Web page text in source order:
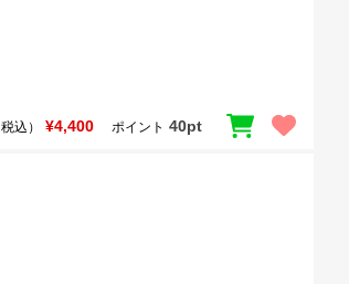
込） ¥4,400 ポイント 40pt